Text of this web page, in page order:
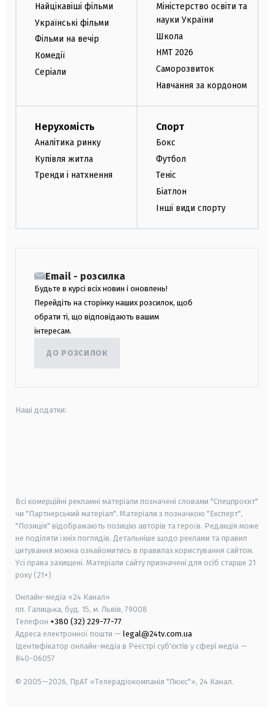
Найцікавіші фільми
Українські фільми
Фільми на вечір
Комедії
Серіали
Міністерство освіти та
науки України
Школа
НМТ 2026
Саморозвиток
Навчання за кордоном
Нерухомість
Аналітика ринку
Купівля житла
Тренди і натхнення
Спорт
Бокс
Футбол
Теніс
Біатлон
Інші види спорту
Email - розсилка
Будьте в курсі всіх новин і оновлень!
Перейдіть на сторінку наших розсилок, щоб
обрати ті, що відповідають вашим
інтересам.
ДО РОЗСИЛОК
Наші додатки:
Всі комерційні рекламні матеріали позначені словами "Спецпроєкт"
чи "Партнерський матеріал". Матеріали з позначкою "Експерт",
"Позиція" відображають позицію авторів та героїв. Редакція може
не поділяти їхніх поглядів. Детальніше щодо реклами та правил
цитування можна ознайомитись в правилах користування сайтом.
Усі права захищені. Матеріали сайту призначені для осіб старше 21
року (21+)
Онлайн-медіа «24 Канал»
пл. Галицька, буд. 15, м. Львів, 79008
Телефон +380 (32) 229-77-77
Адреса електронної пошти — legal@24tv.com.ua
Ідентифікатор онлайн-медіа в Реєстрі суб'єктів у сфері медіа —
R40-06057
© 2005—2026, ПрАТ «Телерадіокомпанія "Люкс"», 24 Канал.